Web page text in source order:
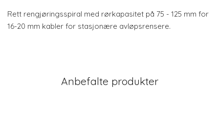
Rett rengjøringsspiral med rørkapasitet på 75 - 125 mm for
16-20 mm kabler for stasjonære avløpsrensere.
Anbefalte produkter